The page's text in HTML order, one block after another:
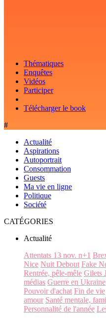
Thématiques
Enquêtes
Vidéos
Participer
Télécharger le book
#
Actualité
Aspirations
Autoportrait
Consommation
Guests
Ma vie en ligne
Politique
Société
CATÉGORIES
Actualité
Attentats 13 nov. n+1
Nice Nuit Debout Fake
Rentrée, pêle-mêle Gilets
médias Guerre en Ukraine
Pouvoir d'achat Fin de vie
amour Santé mentale,
Personnalité de l'année